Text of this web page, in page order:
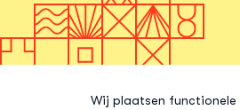
Wij plaatsen functionele